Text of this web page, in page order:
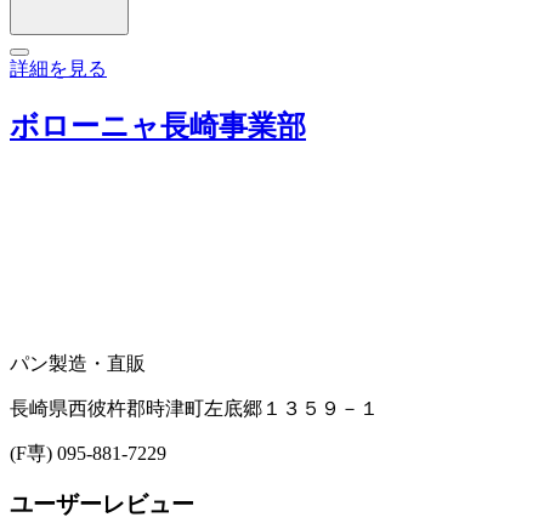
詳細を見る
ボローニャ長崎事業部
パン製造・直販
長崎県西彼杵郡時津町左底郷１３５９－１
(F専) 095-881-7229
ユーザーレビュー